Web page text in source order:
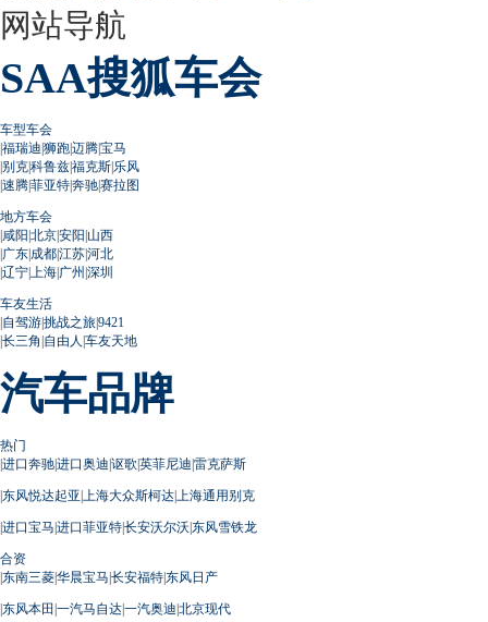
网站导航
SAA搜狐车会
车型车会
|福瑞迪|狮跑|迈腾|宝马
|别克|科鲁兹|福克斯|乐风
|速腾|菲亚特|奔驰|赛拉图
地方车会
|咸阳|北京|安阳|山西
|广东|成都|江苏|河北
|辽宁| 上海|广州 |深圳
车友生活
|自驾游|挑战之旅|9421
|长三角 |自由人 |车友天地
汽车品牌
热门
|进口奔驰|进口奥迪|讴歌|英菲尼迪|雷克萨斯
|东风悦达起亚| 上海大众斯柯达| 上海通用别克
|进口宝马|进口菲亚特|长安沃尔沃|东风雪铁龙
合资
|东南三菱|华晨宝马|长安福特|东风日产
|东风本田 |一汽马自达|一汽奥迪|北京现代